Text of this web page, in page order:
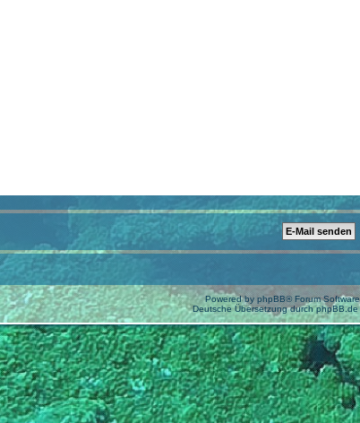
Powered by phpBB® Forum
Deutsche Übersetzung durchphpBB.de